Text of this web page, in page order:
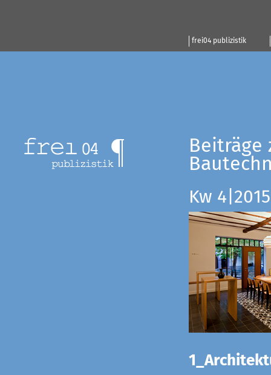
frei04 publizistik
Beiträge
Kw